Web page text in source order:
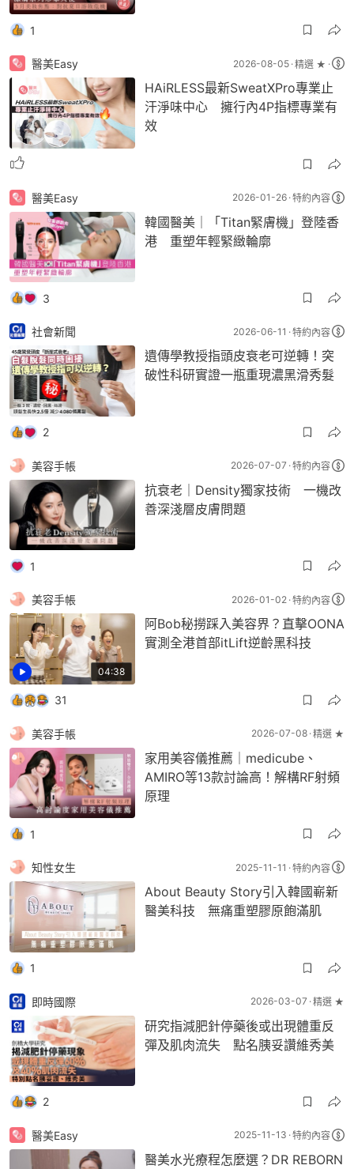
1
醫美Easy 2026-08-05 精選 ★
HAiRLESS最新SweatXPro專業止
汗淨味中心 擁行內4P指標專業有
效
醫美Easy 2026-01-26 特約內容
韓國醫美｜「Titan緊膚機」登陸香
港 重塑年輕緊緻輪廓
3
社會新聞 2026-06-11 特約內容
遺傳學教授指頭皮衰老可逆轉！突
破性科研實證一瓶重現濃黑滑秀髮
2
美容手帳 2026-07-07 特約內容
抗衰老｜Density獨家技術 一機改
善深淺層皮膚問題
1
04:38
美容手帳 2026-01-02 特約內容
阿Bob秘撈踩入美容界？直擊OONA
實測全港首部itLift逆齡黑科技
31
美容手帳 2026-07-08 精選 ★
家用美容儀推薦｜medicube、
AMIRO等13款討論高！解構RF射頻
原理
1
知性女生 2025-11-11 特約內容
About Beauty Story引入韓國嶄新
醫美科技 無痛重塑膠原飽滿肌
1
即時國際 2026-03-07 精選 ★
研究指減肥針停藥後或出現體重反
彈及肌肉流失 點名胰妥讚維秀美
2
醫美Easy 2025-11-13 特約內容
醫美水光療程怎麼選？DR REBORN